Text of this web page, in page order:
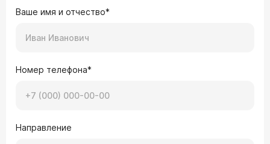
Ваше имя и отчество*
Номер телефона*
Направление